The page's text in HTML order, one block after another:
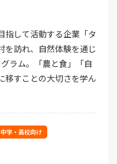
指して活動する企業「タ
を訪れ、自然体験を通じ
ラム。「農と食」「自
移すことの大切さを学ん
中学・高校向け